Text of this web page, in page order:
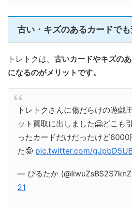
古い・キズのあるカードで
トレトクは、 古いカードやキズの
になるのがメリットです。
トレトクさんに傷だらけの遊戯
ット買取に出しました🤗どこも
ったカードだけだったけど6000
た🤪 pic.twitter.com/
— ぴるたか
21